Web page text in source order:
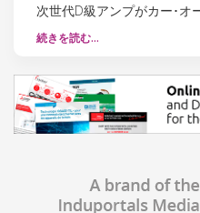
次世代D級アンプがカー･オ
続きを読む…